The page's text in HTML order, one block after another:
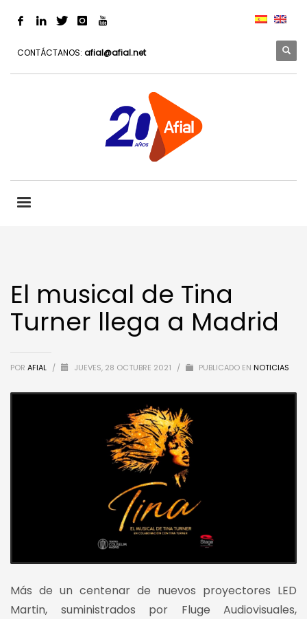
CONTÁCTANOS: afial@afial.net
El musical de Tina
Turner llega a Madrid
POR AFIAL / JUEVES, 28 OCTUBRE 2021 / PUBLICADO EN NOTICIAS
Más de un centenar de nuevos proyectores LED
Martin, suministrados por Fluge Audiovisuales,